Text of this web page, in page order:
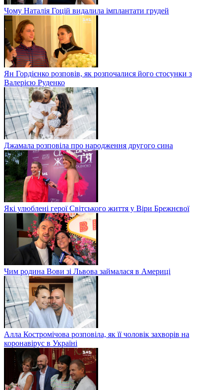
Чому Наталія Гоцій видалила імплантати грудей
Ян Гордієнко розповів, як розпочалися його стосунки з
Валерією Руденко
Джамала розповіла про народження другого сина
Які улюблені герої Світського життя у Віри Брежнєвої
Чим родина Вови зі Львова займалася в Америці
Алла Костромічова розповіла, як її чоловік захворів на
коронавірус в Україні